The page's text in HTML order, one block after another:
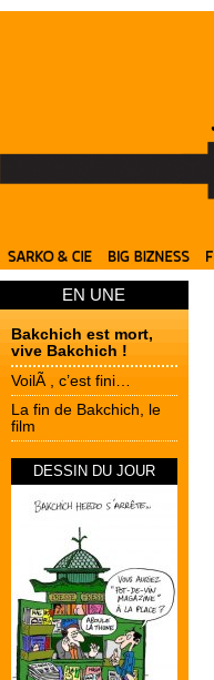
EN UNE
Bakchich est mort,
vive Bakchich !
VoilÃ , c’est fini…
La fin de Bakchich, le
film
DESSIN DU JOUR